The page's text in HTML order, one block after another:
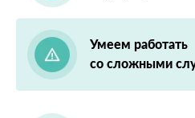
Умеем работать
со сложными